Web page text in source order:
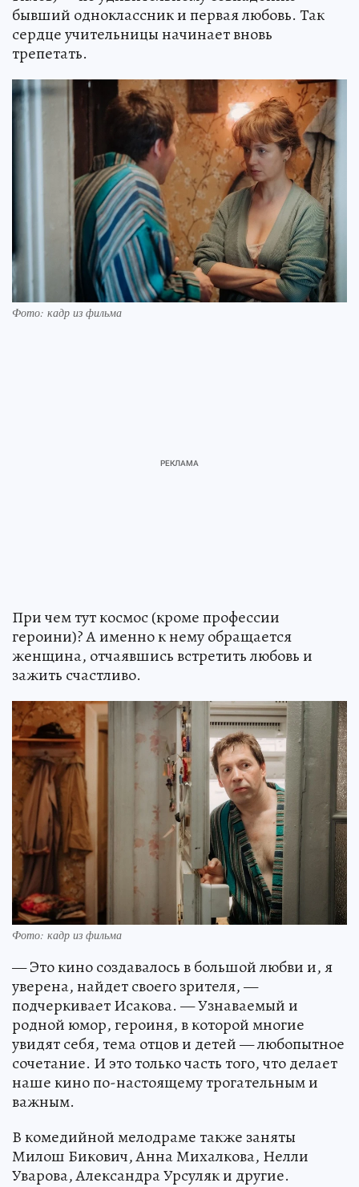
бывший одноклассник и первая любовь. Так
сердце учительницы начинает вновь
трепетать.
Фото: кадр из фильма
При чем тут космос (кроме профессии
героини)? А именно к нему обращается
женщина, отчаявшись встретить любовь и
зажить счастливо.
Фото: кадр из фильма
— Это кино создавалось в большой любви и, я
уверена, найдет своего зрителя, —
подчеркивает Исакова. — Узнаваемый и
родной юмор, героиня, в которой многие
увидят себя, тема отцов и детей — любопытное
сочетание. И это только часть того, что делает
наше кино по-настоящему трогательным и
важным.
В комедийной мелодраме также заняты
Милош Бикович, Анна Михалкова, Нелли
Уварова, Александра Урсуляк и другие.